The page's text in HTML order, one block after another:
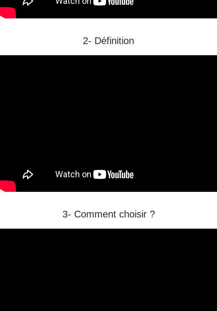
2- Définition
3- Comment choisir ?